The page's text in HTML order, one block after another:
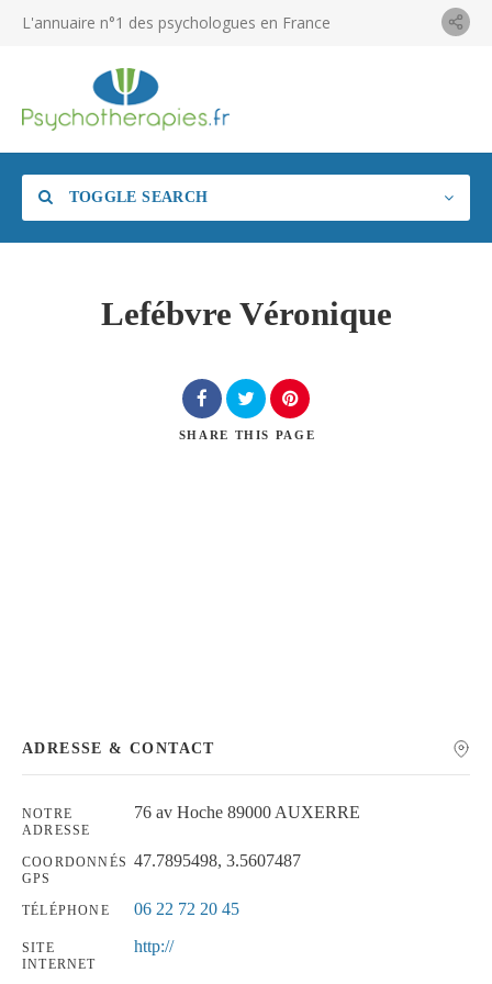
L'annuaire n°1 des psychologues en France
TOGGLE SEARCH
Lefébvre Véronique
SHARE THIS PAGE
ADRESSE & CONTACT
NOTRE
ADRESSE
76 av Hoche 89000 AUXERRE
COORDONNÉS
GPS
47.7895498, 3.5607487
TÉLÉPHONE 06 22 72 20 45
SITE
INTERNET
http://